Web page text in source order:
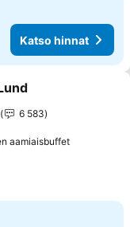
Katso hinnat
6 583
aamiaisbuffetKatso